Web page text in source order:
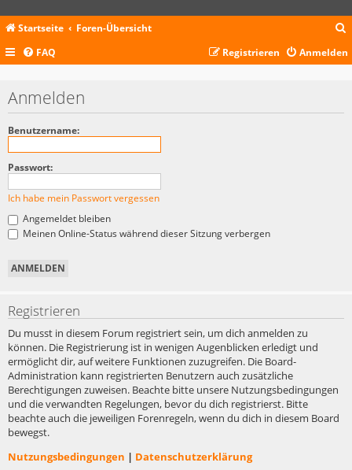
Startseite Foren-Übersicht
c
FAQ Anmelden
Registrieren
Anmelden
Benutzername:
Passwort:
Ich habe mein Passwort vergessen
Angemeldet bleiben
Meinen Online-Status während dieser Sitzung verbergen
Registrieren
Du musst in diesem Forum registriert sein, um dich anmelden zu
können. Die Registrierung ist in wenigen Augenblicken erledigt und
ermöglicht dir, auf weitere Funktionen zuzugreifen. Die Board-
Administration kann registrierten Benutzern auch zusätzliche
Berechtigungen zuweisen. Beachte bitte unsere Nutzungsbedingungen
und die verwandten Regelungen, bevor du dich registrierst. Bitte
beachte auch die jeweiligen Forenregeln, wenn du dich in diesem Board
bewegst.
Nutzungsbedingungen | Datenschutzerklärung